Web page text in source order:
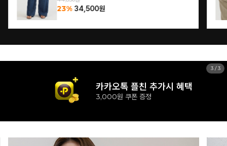
40% 37,900원
카카오톡 플친 추가시 혜택
3,000원 쿠폰 증정
1/3